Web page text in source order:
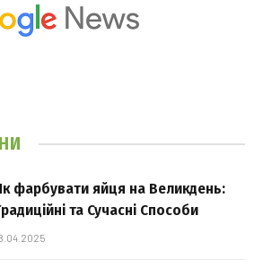
фарбувати яйця на Великдень:
та Сучасні Способи